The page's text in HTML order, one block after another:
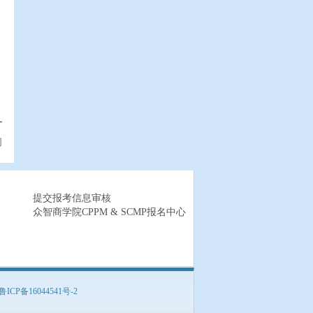
提交报考信息审核
众智商学院CPPM & SCMP报名中心
ICP备16044541号-2